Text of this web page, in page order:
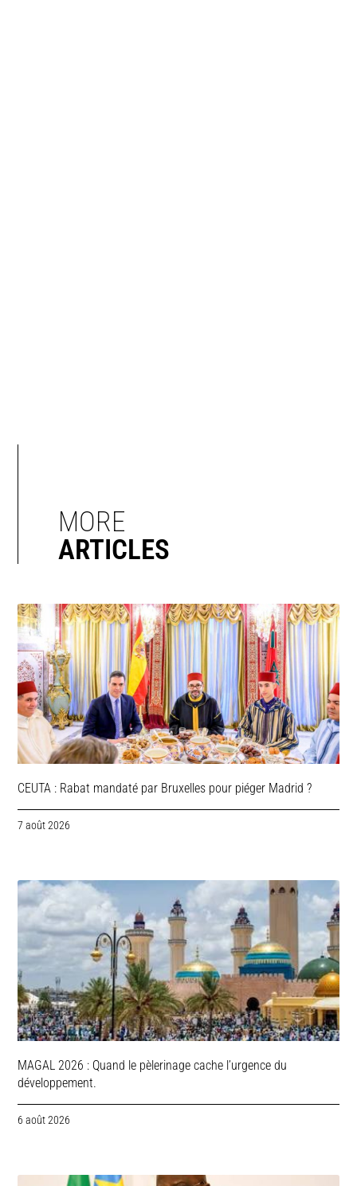
MORE
ARTICLES
CEUTA : Rabat mandaté par Bruxelles pour piéger Madrid ?
7 août 2026
MAGAL 2026 : Quand le pèlerinage cache l’urgence du
développement.
6 août 2026